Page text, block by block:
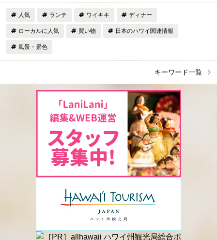
人気 ランチ ワイキキ ディナー
ローカルに人気 買い物 日本のハワイ関連情報
風景・景色
キーワード一覧